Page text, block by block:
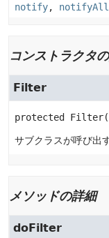
notify, notifyAll
コンストラクタ
Filter
protected Filter
サブクラスが呼び出
メソッドの詳細
doFilter